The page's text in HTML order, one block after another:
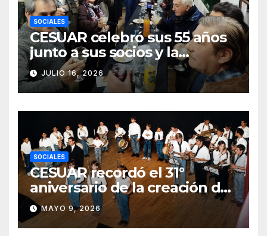
SOCIALES
CESUAR celebró sus 55 años
junto a sus socios y la
comunidad de Azul
JULIO 16, 2026
SOCIALES
CESUAR recordó el 31°
aniversario de la creación de
la Agrupación de Bandas San
Gabriel
MAYO 9, 2026